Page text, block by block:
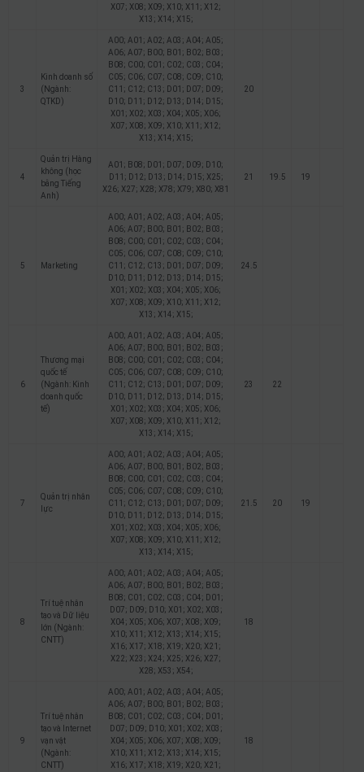
X07; X08; X09; X10; X11; X12;
X13; X14; X15;
3
Kinh doanh số
(Ngành:
QTKD)
A00; A01; A02; A03; A04; A05;
A06; A07; B00; B01; B02; B03;
B08; C00; C01; C02; C03; C04;
C05; C06; C07; C08; C09; C10;
C11; C12; C13; D01; D07; D09;
D10; D11; D12; D13; D14; D15;
X01; X02; X03; X04; X05; X06;
X07; X08; X09; X10; X11; X12;
X13; X14; X15;
20
4
Quản trị Hàng
không (học
bằng Tiếng
Anh)
A01; B08; D01; D07; D09; D10;
D11; D12; D13; D14; D15; X25;
X26; X27; X28; X78; X79; X80; X81
21 19.5 19
5 Marketing
A00; A01; A02; A03; A04; A05;
A06; A07; B00; B01; B02; B03;
B08; C00; C01; C02; C03; C04;
C05; C06; C07; C08; C09; C10;
C11; C12; C13; D01; D07; D09;
D10; D11; D12; D13; D14; D15;
X01; X02; X03; X04; X05; X06;
X07; X08; X09; X10; X11; X12;
X13; X14; X15;
24.5
6
Thương mại
quốc tế
(Ngành: Kinh
doanh quốc
tế)
A00; A01; A02; A03; A04; A05;
A06; A07; B00; B01; B02; B03;
B08; C00; C01; C02; C03; C04;
C05; C06; C07; C08; C09; C10;
C11; C12; C13; D01; D07; D09;
D10; D11; D12; D13; D14; D15;
X01; X02; X03; X04; X05; X06;
X07; X08; X09; X10; X11; X12;
X13; X14; X15;
23 22
7
Quản trị nhân
lực
A00; A01; A02; A03; A04; A05;
A06; A07; B00; B01; B02; B03;
B08; C00; C01; C02; C03; C04;
C05; C06; C07; C08; C09; C10;
C11; C12; C13; D01; D07; D09;
D10; D11; D12; D13; D14; D15;
X01; X02; X03; X04; X05; X06;
X07; X08; X09; X10; X11; X12;
X13; X14; X15;
21.5 20 19
8
Trí tuệ nhân
tạo và Dữ liệu
lớn (Ngành:
CNTT)
A00; A01; A02; A03; A04; A05;
A06; A07; B00; B01; B02; B03;
B08; C01; C02; C03; C04; D01;
D07; D09; D10; X01; X02; X03;
X04; X05; X06; X07; X08; X09;
X10; X11; X12; X13; X14; X15;
X16; X17; X18; X19; X20; X21;
X22; X23; X24; X25; X26; X27;
X28; X53; X54;
18
9
Trí tuệ nhân
tạo và Internet
vạn vật
(Ngành:
CNTT)
A00; A01; A02; A03; A04; A05;
A06; A07; B00; B01; B02; B03;
B08; C01; C02; C03; C04; D01;
D07; D09; D10; X01; X02; X03;
X04; X05; X06; X07; X08; X09;
X10; X11; X12; X13; X14; X15;
X16; X17; X18; X19; X20; X21;
18